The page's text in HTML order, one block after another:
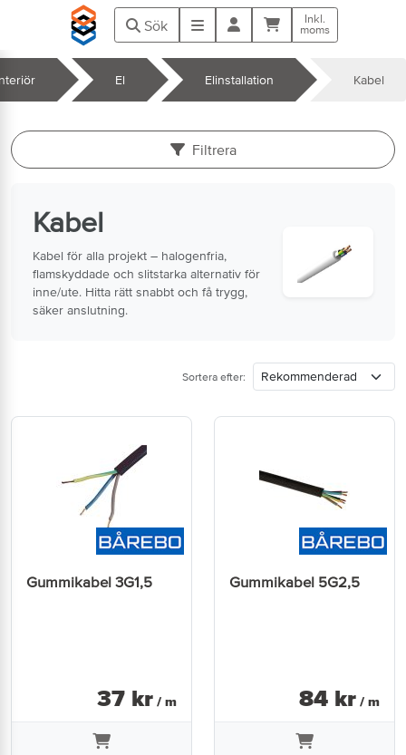
Hoppa till huvudinnehåll
Sök Meny Kundvagn
Inkl.
moms
El Elinstallation Kabel
Filtrera
Kabel
Kabel för alla projekt – halogenfria,
flamskyddade och slitstarka alternativ för
inne/ute. Hitta rätt snabbt och få trygg,
säker anslutning.
Sortera efter:
Gummikabel 3G1,5
37 kr / m
Gummikabel 5G2,5
84 kr / m